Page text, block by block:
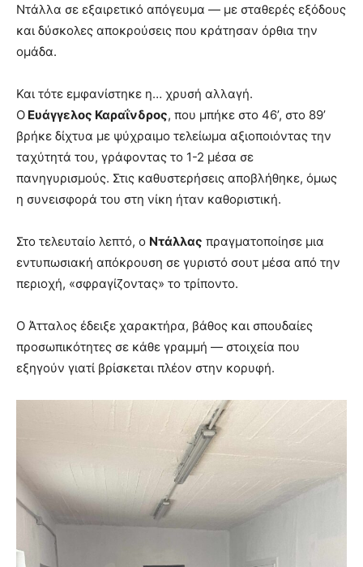
Ντάλλα σε εξαιρετικό απόγευμα — με σταθερές εξόδους
και δύσκολες αποκρούσεις που κράτησαν όρθια την
ομάδα.
Και τότε εμφανίστηκε η… χρυσή αλλαγή.
Ο Ευάγγελος Καραΐνδρος, που μπήκε στο 46’, στο 89’
βρήκε δίχτυα με ψύχραιμο τελείωμα αξιοποιόντας την
ταχύτητά του, γράφοντας το 1-2 μέσα σε
πανηγυρισμούς. Στις καθυστερήσεις αποβλήθηκε, όμως
η συνεισφορά του στη νίκη ήταν καθοριστική.
Στο τελευταίο λεπτό, ο Ντάλλας πραγματοποίησε μια
εντυπωσιακή απόκρουση σε γυριστό σουτ μέσα από την
περιοχή, «σφραγίζοντας» το τρίποντο.
Ο Άτταλος έδειξε χαρακτήρα, βάθος και σπουδαίες
προσωπικότητες σε κάθε γραμμή — στοιχεία που
εξηγούν γιατί βρίσκεται πλέον στην κορυφή.